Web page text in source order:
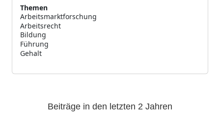
Themen
Arbeitsmarktforschung
Arbeitsrecht
Bildung
Führung
Gehalt
Beiträge in den letzten 2 Jahren